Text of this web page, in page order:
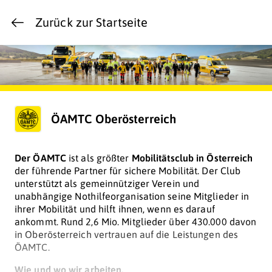
Zurück zur Startseite
ÖAMTC Oberösterreich
Der ÖAMTCist als größter Mobilitätsclub in Österreich
der führende Partner für sichere Mobilität. Der Club
unterstützt als gemeinnütziger Verein und
unabhängige Nothilfeorganisation seine Mitglieder in
ihrer Mobilität und hilft ihnen, wenn es darauf
ankommt. Rund 2,6 Mio. Mitglieder über 430.000 davon
in Oberösterreich vertrauen auf die Leistungen des
ÖAMTC.